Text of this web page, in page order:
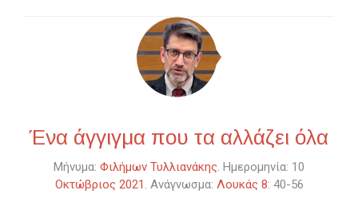
Ένα άγγιγμα που τα αλλάζει όλα
Μήνυμα: Φιλήμων Τυλλιανάκης . Ημερομηνία: 10
Οκτώβριος 2021
. Ανάγνωσμα: Λουκάς 8: 40-56